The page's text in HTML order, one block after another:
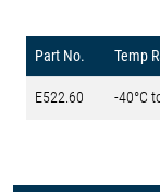
Part No. Temp
E522.60 -40°C